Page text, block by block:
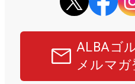
ALBAゴ
メルマ